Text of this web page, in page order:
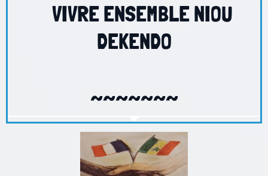
VIVRE ENSEMBLE NIOU
DEKENDO
~~~~~~~